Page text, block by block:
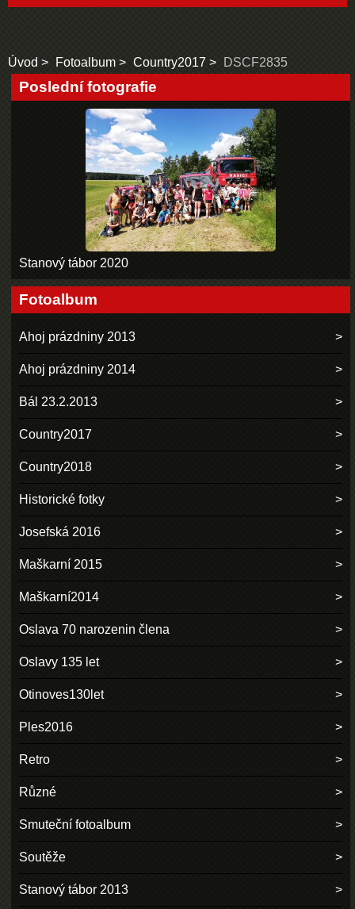
Úvod Fotoalbum Country2017 DSCF2835
Poslední fotografie
Stanový tábor 2020
Fotoalbum
Ahoj prázdniny 2013
Ahoj prázdniny 2014
Bál 23.2.2013
Country2017
Country2018
Historické fotky
Josefská 2016
Maškarní 2015
Maškarní2014
Oslava 70 narozenin člena
Oslavy 135 let
Otinoves130let
Ples2016
Retro
Různé
Smuteční fotoalbum
Soutěže
Stanový tábor 2013